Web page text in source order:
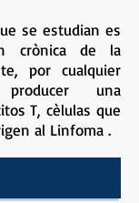
se estudian es
crònica de la
por cualquier
una
T, cèlulas que
al Linfoma .